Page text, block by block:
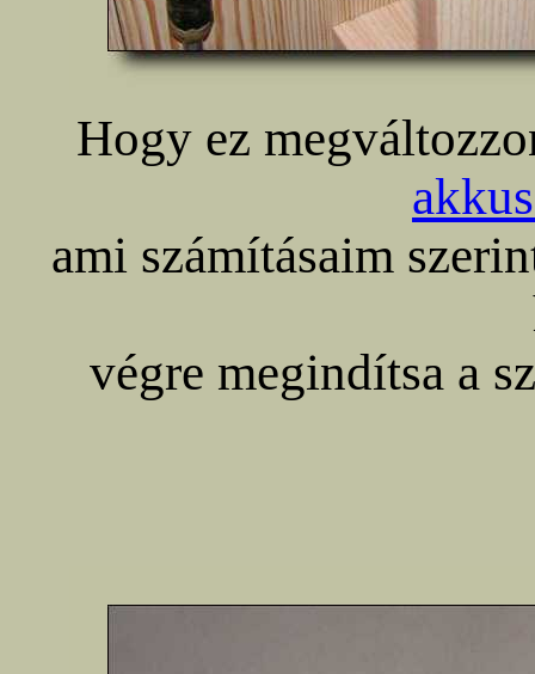
Hogy ez
ami számításaim
végre megindítsa a